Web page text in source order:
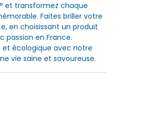
et transformez chaque
Faites briller votre
en choisissant un produit
passion en France.
écologique avec notre
vie saine et savoureuse.